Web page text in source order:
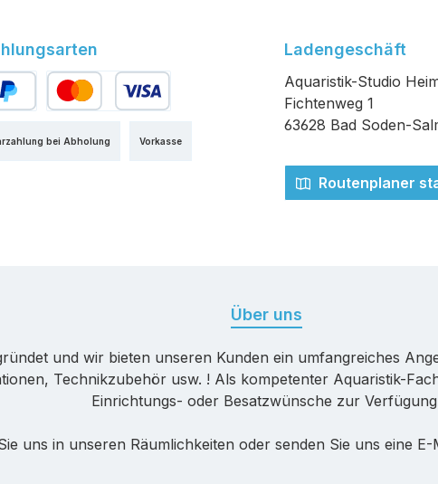
Vorkasse
bei Abholung
Ladengeschäft
Aquaristik-Studio
Fichtenweg 1
63628 Bad Soden-
Routenplaner
Über uns
und wir bieten unseren Kunden ein umfangreiches
Technikzubehör usw. ! Als kompetenter Aquaristik-
Einrichtungs- oder Besatzwünsche zur
uns in unseren Räumlichkeiten oder senden Sie uns eine